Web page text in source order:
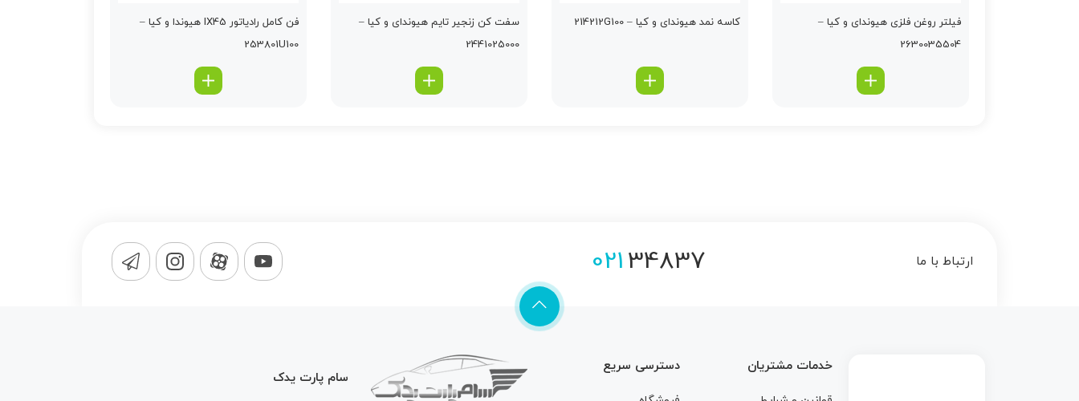
فیلتر روغن فلزی هیوندای و کیا –
2630035504
کاسه نمد هیوندای و کیا – 214212G100
سفت كن زنجير تايم هیوندای و کیا –
2441025000
فن کامل رادیاتور IX45 هیوندا و کیا –
253801U100
ارتباط با ما 02134837
خدمات مشتریان دسترسی سریع
سام پارت یدک